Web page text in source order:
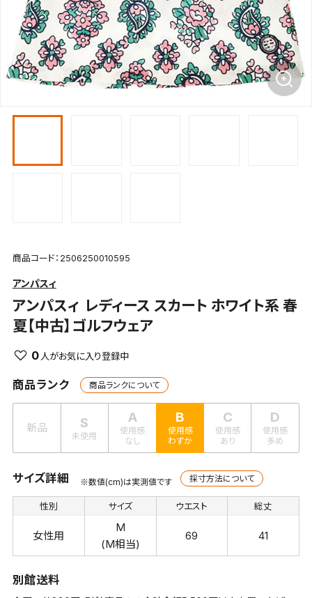
商品コード：2506250010595
アンパスィ
アンパスィ レディース スカート ホワイト系 春
夏【中古】ゴルフウェア
0
商品ランク 商品ランクについて
新品 S
未使用
A
使用感
なし
B
使用感
わずか
C
使用感
あり
D
使用感
多め
サイズ詳細 ※数値(cm)は実測値です 採寸方法について
性別
女性用
サイズ
M
(M相当)
ウエスト
69
総丈
41
別館送料